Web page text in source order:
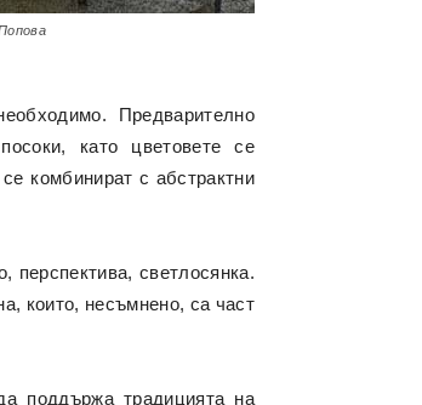
Предварително
като цветовете се
комбинират с абстрактни
перспектива, светлосянка.
които, несъмнено, са част
поддържа традицията на